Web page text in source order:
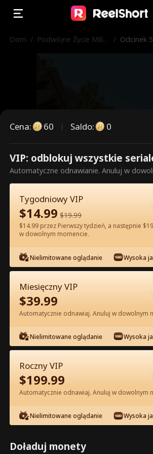
Dom / Podwójne Życie Milia
/ Odcinek
To są płatne odcinki.
aby oglądać.
60Odblokuj
Oglądaj za darmo w
Odcinek 54 - Podwójne
Miliarderki Pełna Wersja
0-49 50-70
54 55 56 57
Cena: 60 Saldo: 0
VIP: odblokuj wszystkie
Automatyczne odnawianie. Anuluj w
Tygodniowy VIP
$14.99 $19.99
$14.99 przez Pierwszy tydzień, a następnie
w dowolnym momencie.
Nielimitowane oglądanie Wysoka
Miesięczny VIP
$39.99
Automatycznie odnawiaj. Anuluj w dowolnym
Nielimitowane oglądanie Wysoka
Roczny VIP
$199.99
Automatycznie odnawiaj. Anuluj w dowolnym
Nielimitowane oglądanie Wysoka
Doładuj monety